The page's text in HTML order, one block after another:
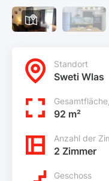
Standort
Sweti Wlas
92 m²
Anzahl der
2 Zimmer
Geschoss